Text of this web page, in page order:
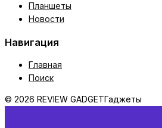
Планшеты
Новости
Навигация
Главная
Поиск
© 2026 REVIEW GADGETГаджеты